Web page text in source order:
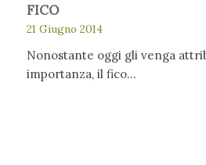
FICO
21 Giugno 2014
Nonostante oggi gli venga
importanza, il fico…